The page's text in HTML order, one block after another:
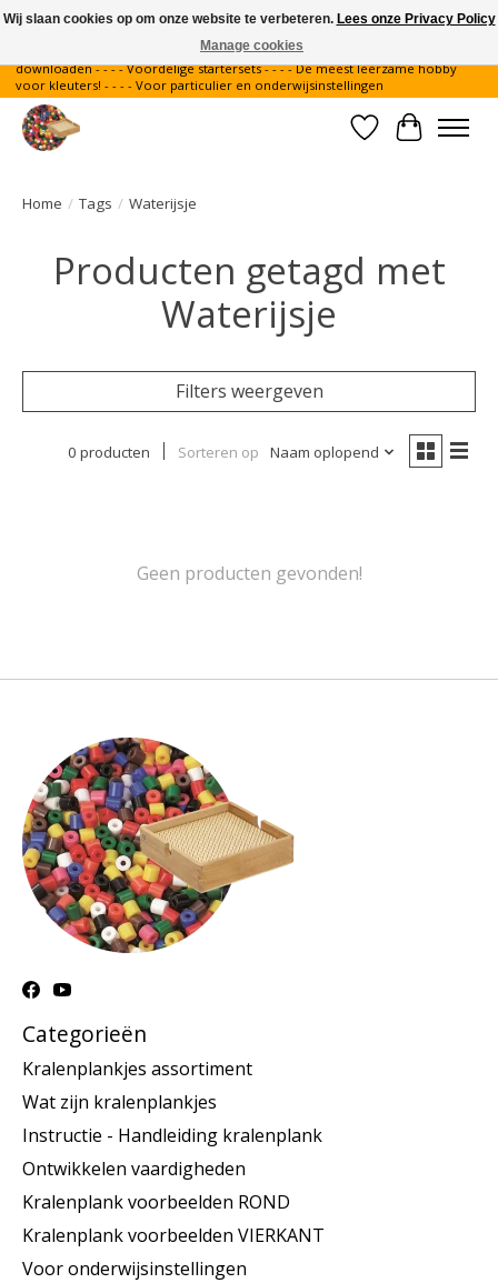
Gratis verzending binnen Nederland - - - - Legvoorbeelden gratis te
downloaden - - - - Voordelige startersets - - - - De meest leerzame hobby
voor kleuters! - - - - Voor particulier en onderwijsinstellingen
Verlanglijst
Home / Tags / Waterijsje
Producten getagd met
Waterijsje
Filters weergeven
0 producten Sorteren op Naam oplopend
Geen producten gevonden!
Categorieën
Kralenplankjes assortiment
Wat zijn kralenplankjes
Instructie - Handleiding kralenplank
Ontwikkelen vaardigheden
Kralenplank voorbeelden ROND
Kralenplank voorbeelden VIERKANT
Voor onderwijsinstellingen
Wij slaan cookies op om onze website te verbeteren. Lees onze Privacy Policy
Manage cookies